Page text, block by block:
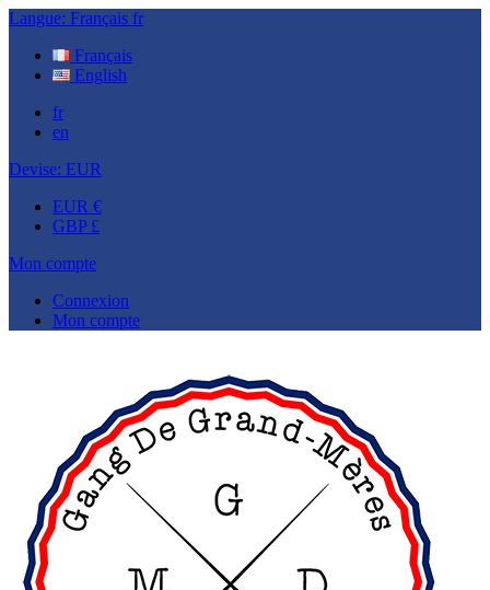
Langue: Français fr
Français
English
fr
en
Devise: EUR
EUR €
GBP £
Mon compte
Connexion
Mon compte